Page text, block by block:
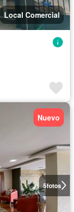
Local Comercial
5fotos
Nuevo